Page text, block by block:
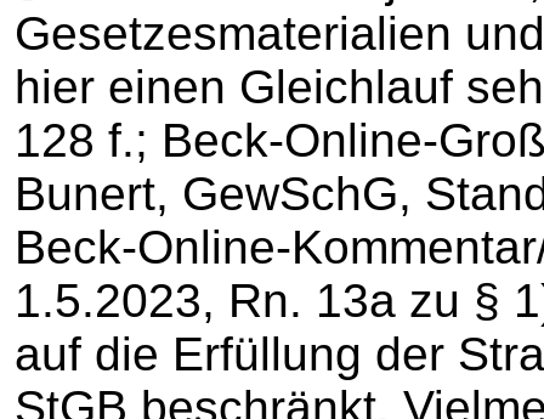
Gesetzesmaterialien
hier einen Gleichlauf
128 f.; Beck-Online-
Bunert, GewSchG,
Beck-Online-
1.5.2023, Rn. 13a zu §
auf die Erfüllung der
StGB beschränkt.